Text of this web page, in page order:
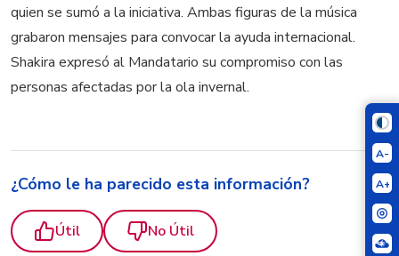
A-
A+
quien se sumó a la iniciativa. Ambas figuras de la música
grabaron mensajes para convocar la ayuda internacional.
Shakira expresó al Mandatario su compromiso con las
personas afectadas por la ola invernal.
¿Cómo le ha parecido esta información?
Útil No Útil